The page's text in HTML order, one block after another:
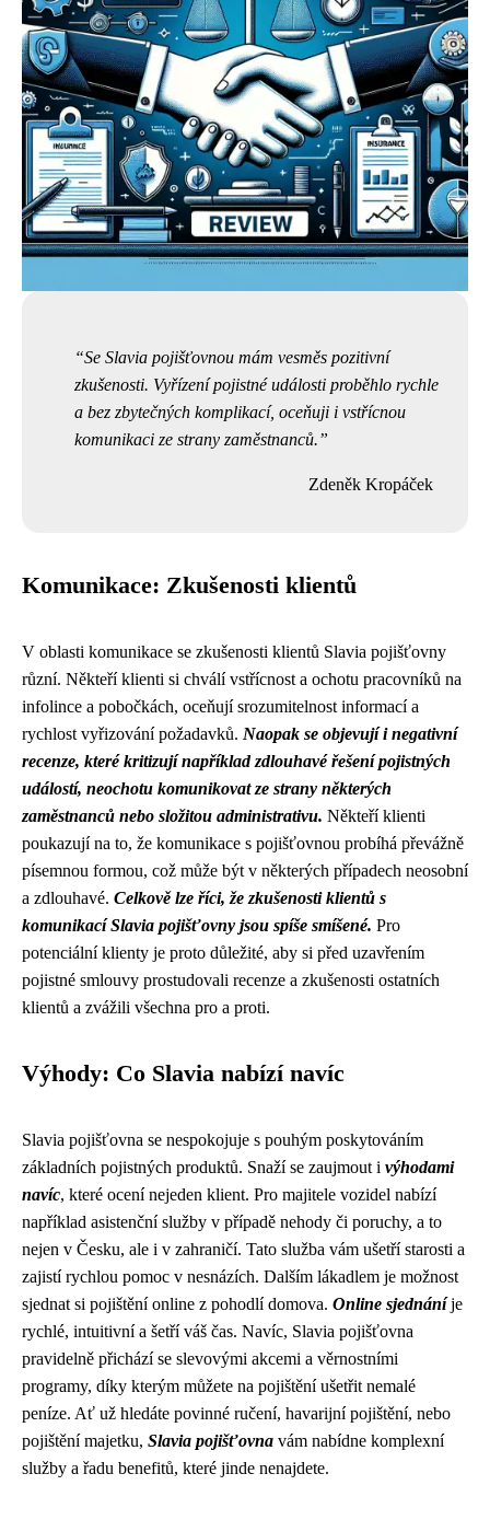
Se Slavia pojišťovnou mám vesměs pozitivní
zkušenosti. Vyřízení pojistné události proběhlo rychle
a bez zbytečných komplikací, oceňuji i vstřícnou
komunikaci ze strany zaměstnanců.
Zdeněk Kropáček
Komunikace: Zkušenosti klientů
V oblasti komunikace se zkušenosti klientů Slavia pojišťovny
různí. Někteří klienti si chválí vstřícnost a ochotu pracovníků na
infolince a pobočkách, oceňují srozumitelnost informací a
rychlost vyřizování požadavků. Naopak se objevují i negativní
recenze, které kritizují například zdlouhavé řešení pojistných
událostí, neochotu komunikovat ze strany některých
zaměstnanců nebo složitou administrativu. Někteří klienti
poukazují na to, že komunikace s pojišťovnou probíhá převážně
písemnou formou, což může být v některých případech neosobní
a zdlouhavé. Celkově lze říci, že zkušenosti klientů s
komunikací Slavia pojišťovny jsou spíše smíšené. Pro
potenciální klienty je proto důležité, aby si před uzavřením
pojistné smlouvy prostudovali recenze a zkušenosti ostatních
klientů a zvážili všechna pro a proti.
Výhody: Co Slavia nabízí navíc
Slavia pojišťovna se nespokojuje s pouhým poskytováním
základních pojistných produktů. Snaží se zaujmout i výhodami
navíc, které ocení nejeden klient. Pro majitele vozidel nabízí
například asistenční služby v případě nehody či poruchy, a to
nejen v Česku, ale i v zahraničí. Tato služba vám ušetří starosti a
zajistí rychlou pomoc v nesnázích. Dalším lákadlem je možnost
sjednat si pojištění online z pohodlí domova. Online sjednáníje
rychlé, intuitivní a šetří váš čas. Navíc, Slavia pojišťovna
pravidelně přichází se slevovými akcemi a věrnostními
programy, díky kterým můžete na pojištění ušetřit nemalé
peníze. Ať už hledáte povinné ručení, havarijní pojištění, nebo
pojištění majetku, Slavia pojišťovna vám nabídne komplexní
služby a řadu benefitů, které jinde nenajdete.